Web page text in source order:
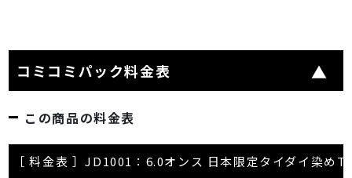
コミコミパック料金表
この商品の料金表
［ 料金表 ］JD1001：6.0オンス 日本限定タイダイ染めT